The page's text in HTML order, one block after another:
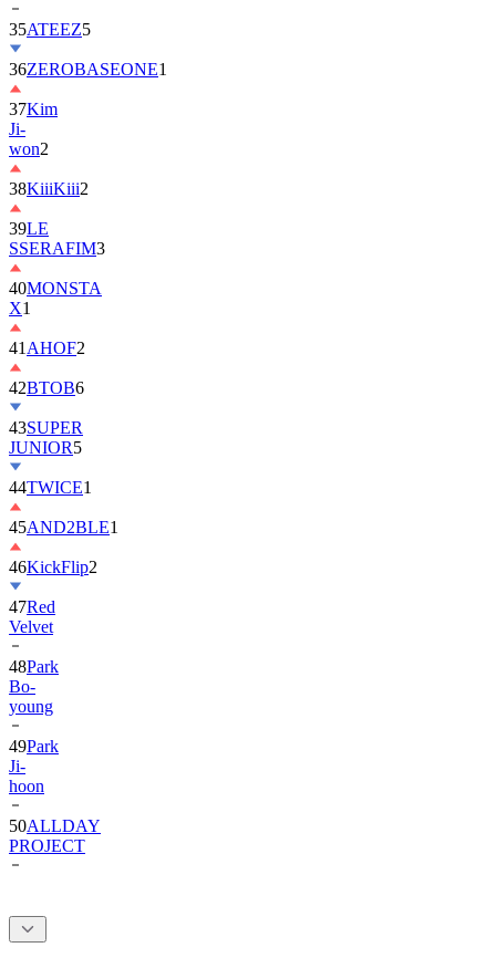
35ATEEZ5
36ZEROBASEONE1
37Kim
Ji-
won2
38KiiiKiii2
39LE
SSERAFIM3
40MONSTA
X1
41 AHOF2
42BTOB6
43SUPER
JUNIOR5
44TWICE1
45AND2BLE1
46KickFlip2
47Red
Velvet
48Park
Bo-
young
49Park
Ji-
hoon
50ALLDAY
PROJECT